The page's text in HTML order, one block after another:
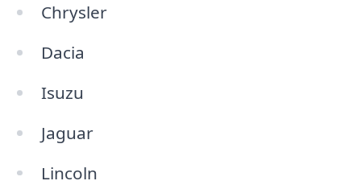
Chrysler
Dacia
Isuzu
Jaguar
Lincoln